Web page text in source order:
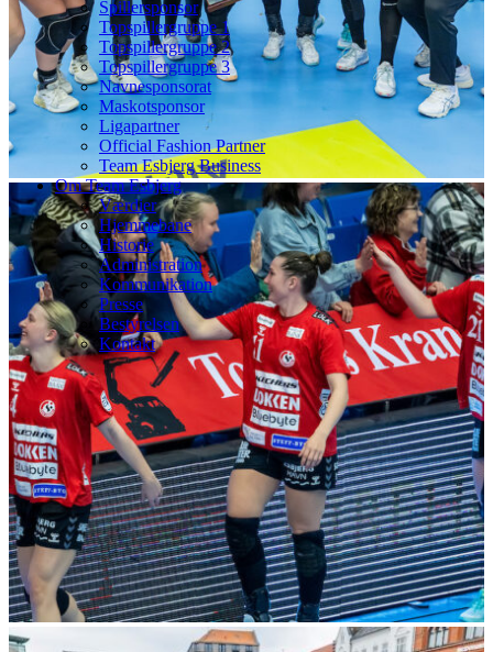
Spillersponsor
Topspillergruppe 1
Topspillergruppe 2
Topspillergruppe 3
Navnesponsorat
Maskotsponsor
Ligapartner
Official Fashion Partner
Team Esbjerg Business
Om Team Esbjerg
Værdier
Hjemmebane
Historie
Administration
Kommunikation
Presse
Bestyrelsen
Kontakt